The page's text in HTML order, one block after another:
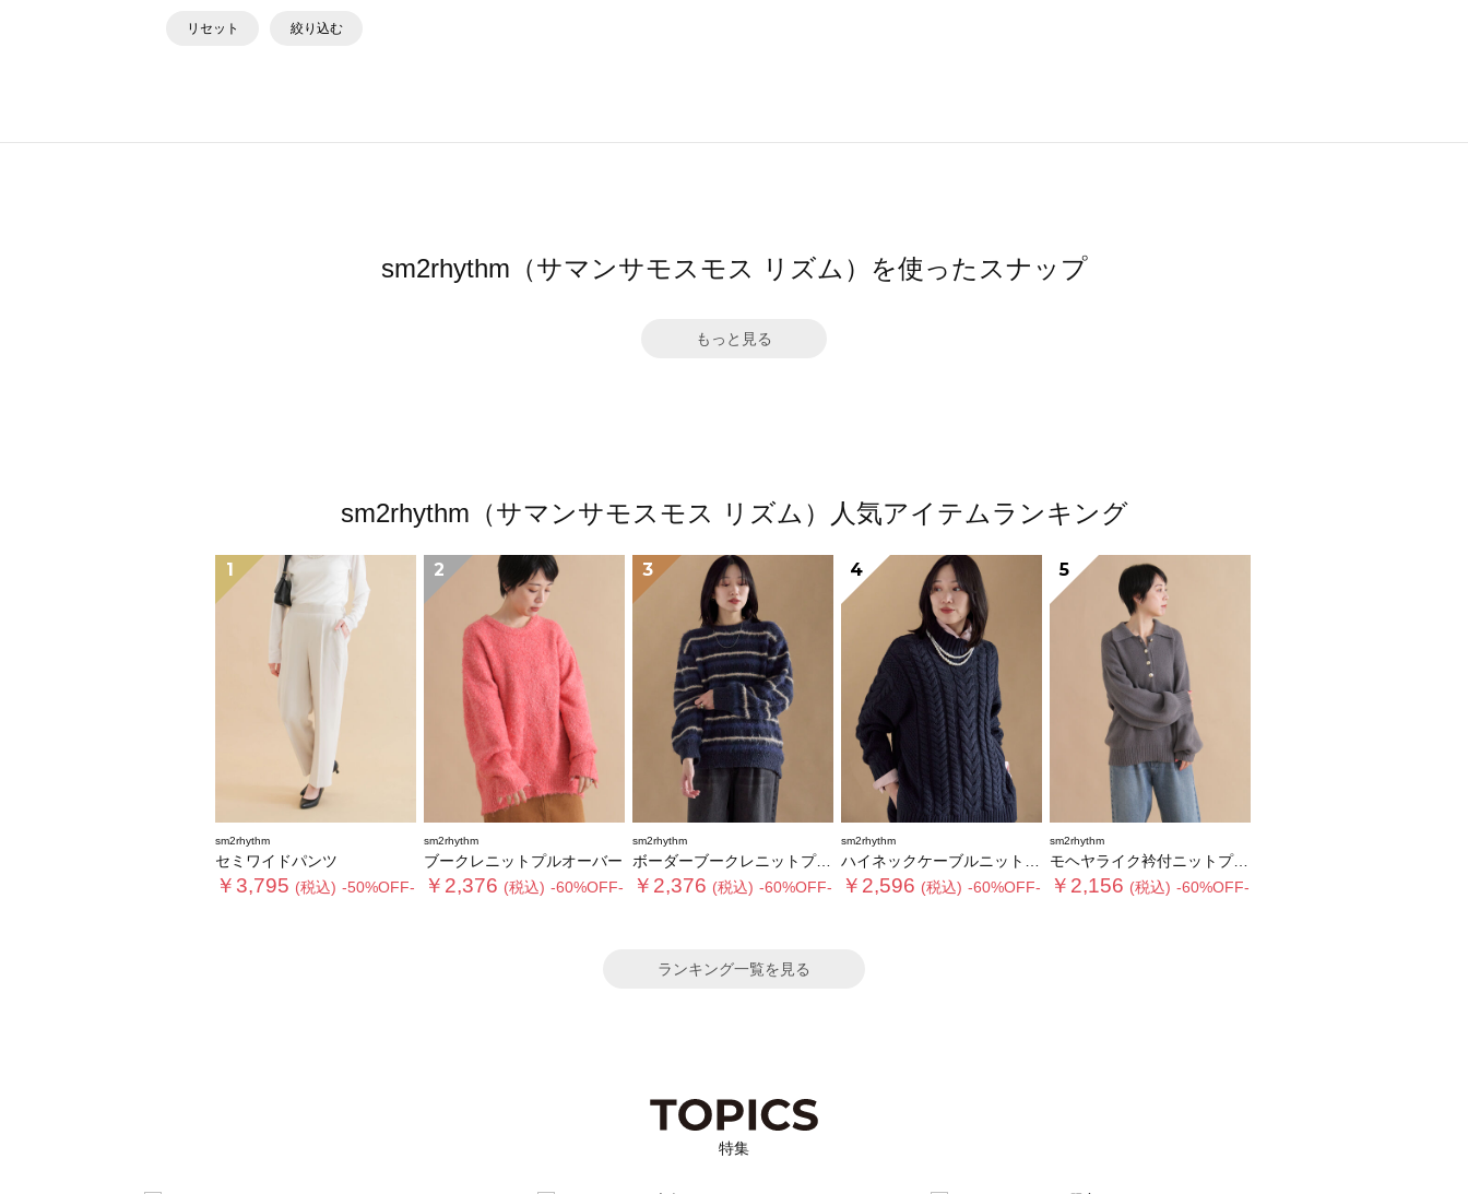
リセット 絞り込む
sm2rhythm（サマンサモスモス リズム）を使ったスナップ
もっと見る
sm2rhythm（サマンサモスモス リズム）人気アイテムランキング
1
sm2rhythm
セミワイドパンツ
￥3,795 (税込) -50%OFF-
2
sm2rhythm
ブークレニットプルオーバー
￥2,376 (税込) -60%OFF-
3
sm2rhythm
ボーダーブークレニットプルオーバー
￥2,376 (税込) -60%OFF-
4
sm2rhythm
ハイネックケーブルニットプルオーバー
￥2,596 (税込) -60%OFF-
5
sm2rhythm
モヘヤライク衿付ニットプルオーバー
￥2,156 (税込) -60%OFF-
ランキング一覧を見る
特集